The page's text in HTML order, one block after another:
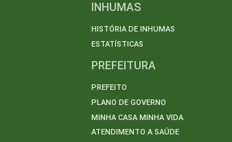
INHUMAS
HISTÓRIA DE INHUMAS
ESTATÍSTICAS
PREFEITURA
PREFEITO
PLANO DE GOVERNO
MINHA CASA MINHA VIDA
ATENDIMENTO A SAÚDE